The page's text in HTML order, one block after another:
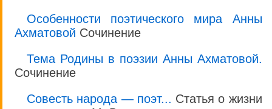
Особенности поэтического мира Анны
Ахматовой Сочинение
Тема Родины в поэзии Анны Ахматовой.
Сочинение
Совесть народа — поэт... Статья о жизни